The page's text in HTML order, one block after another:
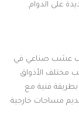
على الدوام.
عشب صناعي في
مختلف الأذواق
فنية مع
مساحات خارجية